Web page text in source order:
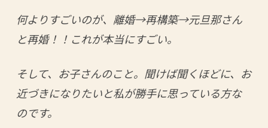
何よりすごいのが、離婚→再構築→元旦那さん
と再婚！！これが本当にすごい。
そして、お子さんのこと。聞けば聞くほどに、お
近づきになりたいと私が勝手に思っている方な
のです。